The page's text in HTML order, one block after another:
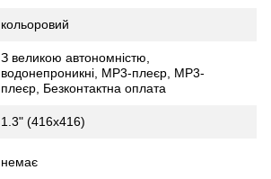
кольоровий
З великою автономністю,
водонепроникні, MP3-плеєр, MP3-
плеєр, Безконтактна оплата
1.3" (416x416)
немає